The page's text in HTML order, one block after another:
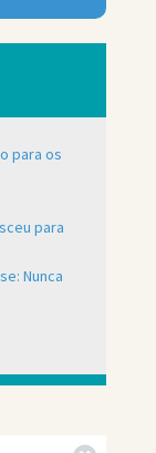
para os
para
Nunca